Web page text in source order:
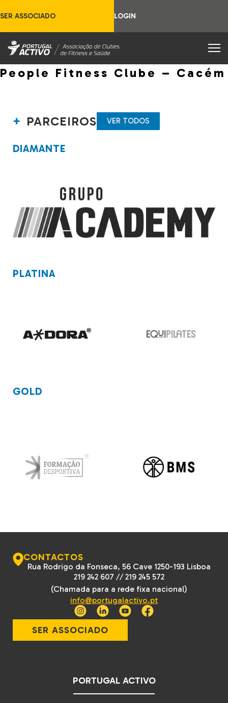
SER ASSOCIADO LOGIN
People Fitness Clube – Cacém
PARCEIROS VER TODOS
DIAMANTE
PLATINA
GOLD
CONTACTOS
Rua Rodrigo da Fonseca, 56 Cave 1250-193 Lisboa
219 242 607 //219 245 572
(Chamada para a rede fixa nacional)
info@portugalactivo.pt
SER ASSOCIADO
PORTUGAL ACTIVO